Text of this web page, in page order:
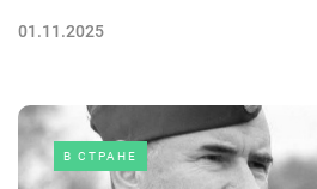
01.11.2025
В СТРАНЕ